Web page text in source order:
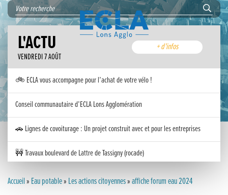
L'ACTU
VENDREDI 7 AOÛT
+ d'infos
🚲 ECLA vous accompagne pour l’achat de votre vélo !
Conseil communautaire d’ECLA Lons Agglomération
🚗 Lignes de covoiturage : Un projet construit avec et pour les entreprises
🚧 Travaux boulevard de Lattre de Tassigny (rocade)
Inauguration nouvelle station d’épuration (STEP) de Trenal
Accueil» Eau potable» Les actions citoyennes»affiche forum eau 2024